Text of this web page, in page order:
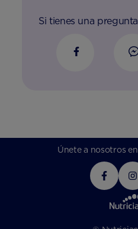
Si tienes una
Únete a nosotros